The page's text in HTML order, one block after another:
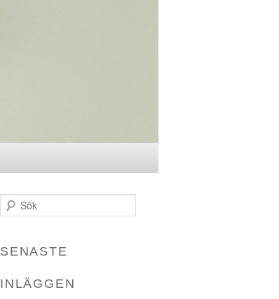
Sök
SENASTE
INLÄGGEN